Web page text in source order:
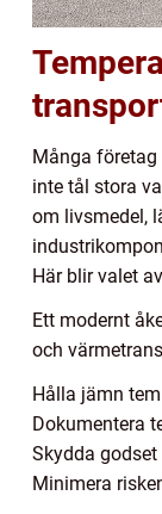
Många företag
inte tål stora
om livsmedel,
Här blir valet
Ett modernt
och
Hålla jämn
Dokumentera
Skydda
Minimera